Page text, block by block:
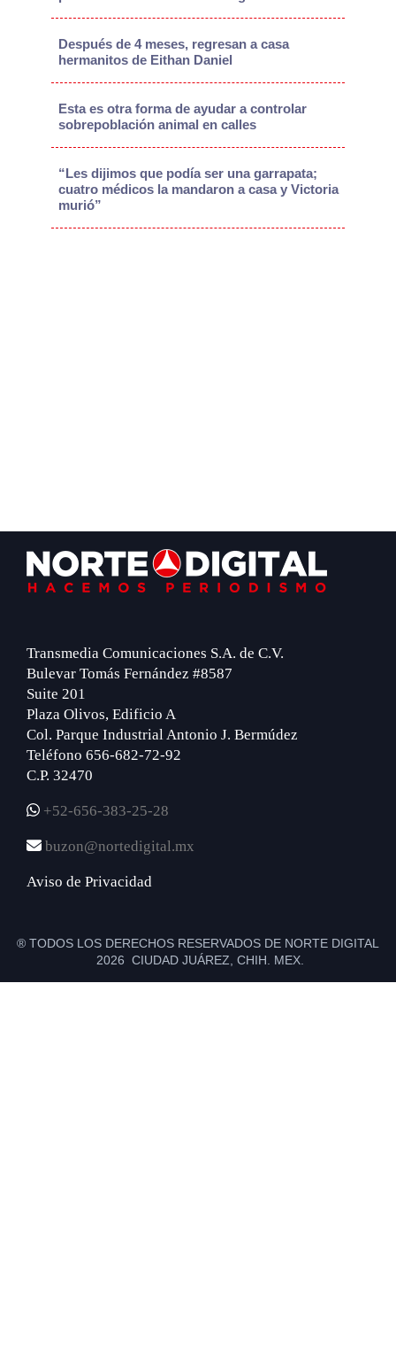
Después de 4 meses, regresan a casa
hermanitos de Eithan Daniel
Esta es otra forma de ayudar a controlar
sobrepoblación animal en calles
“Les dijimos que podía ser una garrapata;
cuatro médicos la mandaron a casa y Victoria
murió”
Footer
Transmedia Comunicaciones S.A. de C.V.
Bulevar Tomás Fernández #8587
Suite 201
Plaza Olivos, Edificio A
Col. Parque Industrial Antonio J. Bermúdez
Teléfono 656-682-72-92
C.P. 32470
+52-656-383-25-28
buzon@nortedigital.mx
Aviso de Privacidad
® TODOS LOS DERECHOS RESERVADOS DE NORTE DIGITAL
2026 CIUDAD JUÁREZ, CHIH. MEX.